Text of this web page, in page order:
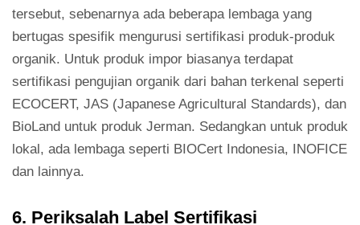
tersebut, sebenarnya ada beberapa lembaga yang
bertugas spesifik mengurusi sertifikasi produk-produk
organik. Untuk produk impor biasanya terdapat
sertifikasi pengujian organik dari bahan terkenal seperti
ECOCERT, JAS (Japanese Agricultural Standards), dan
BioLand untuk produk Jerman. Sedangkan untuk produk
lokal, ada lembaga seperti BIOCert Indonesia, INOFICE
dan lainnya.
6. Periksalah Label Sertifikasi